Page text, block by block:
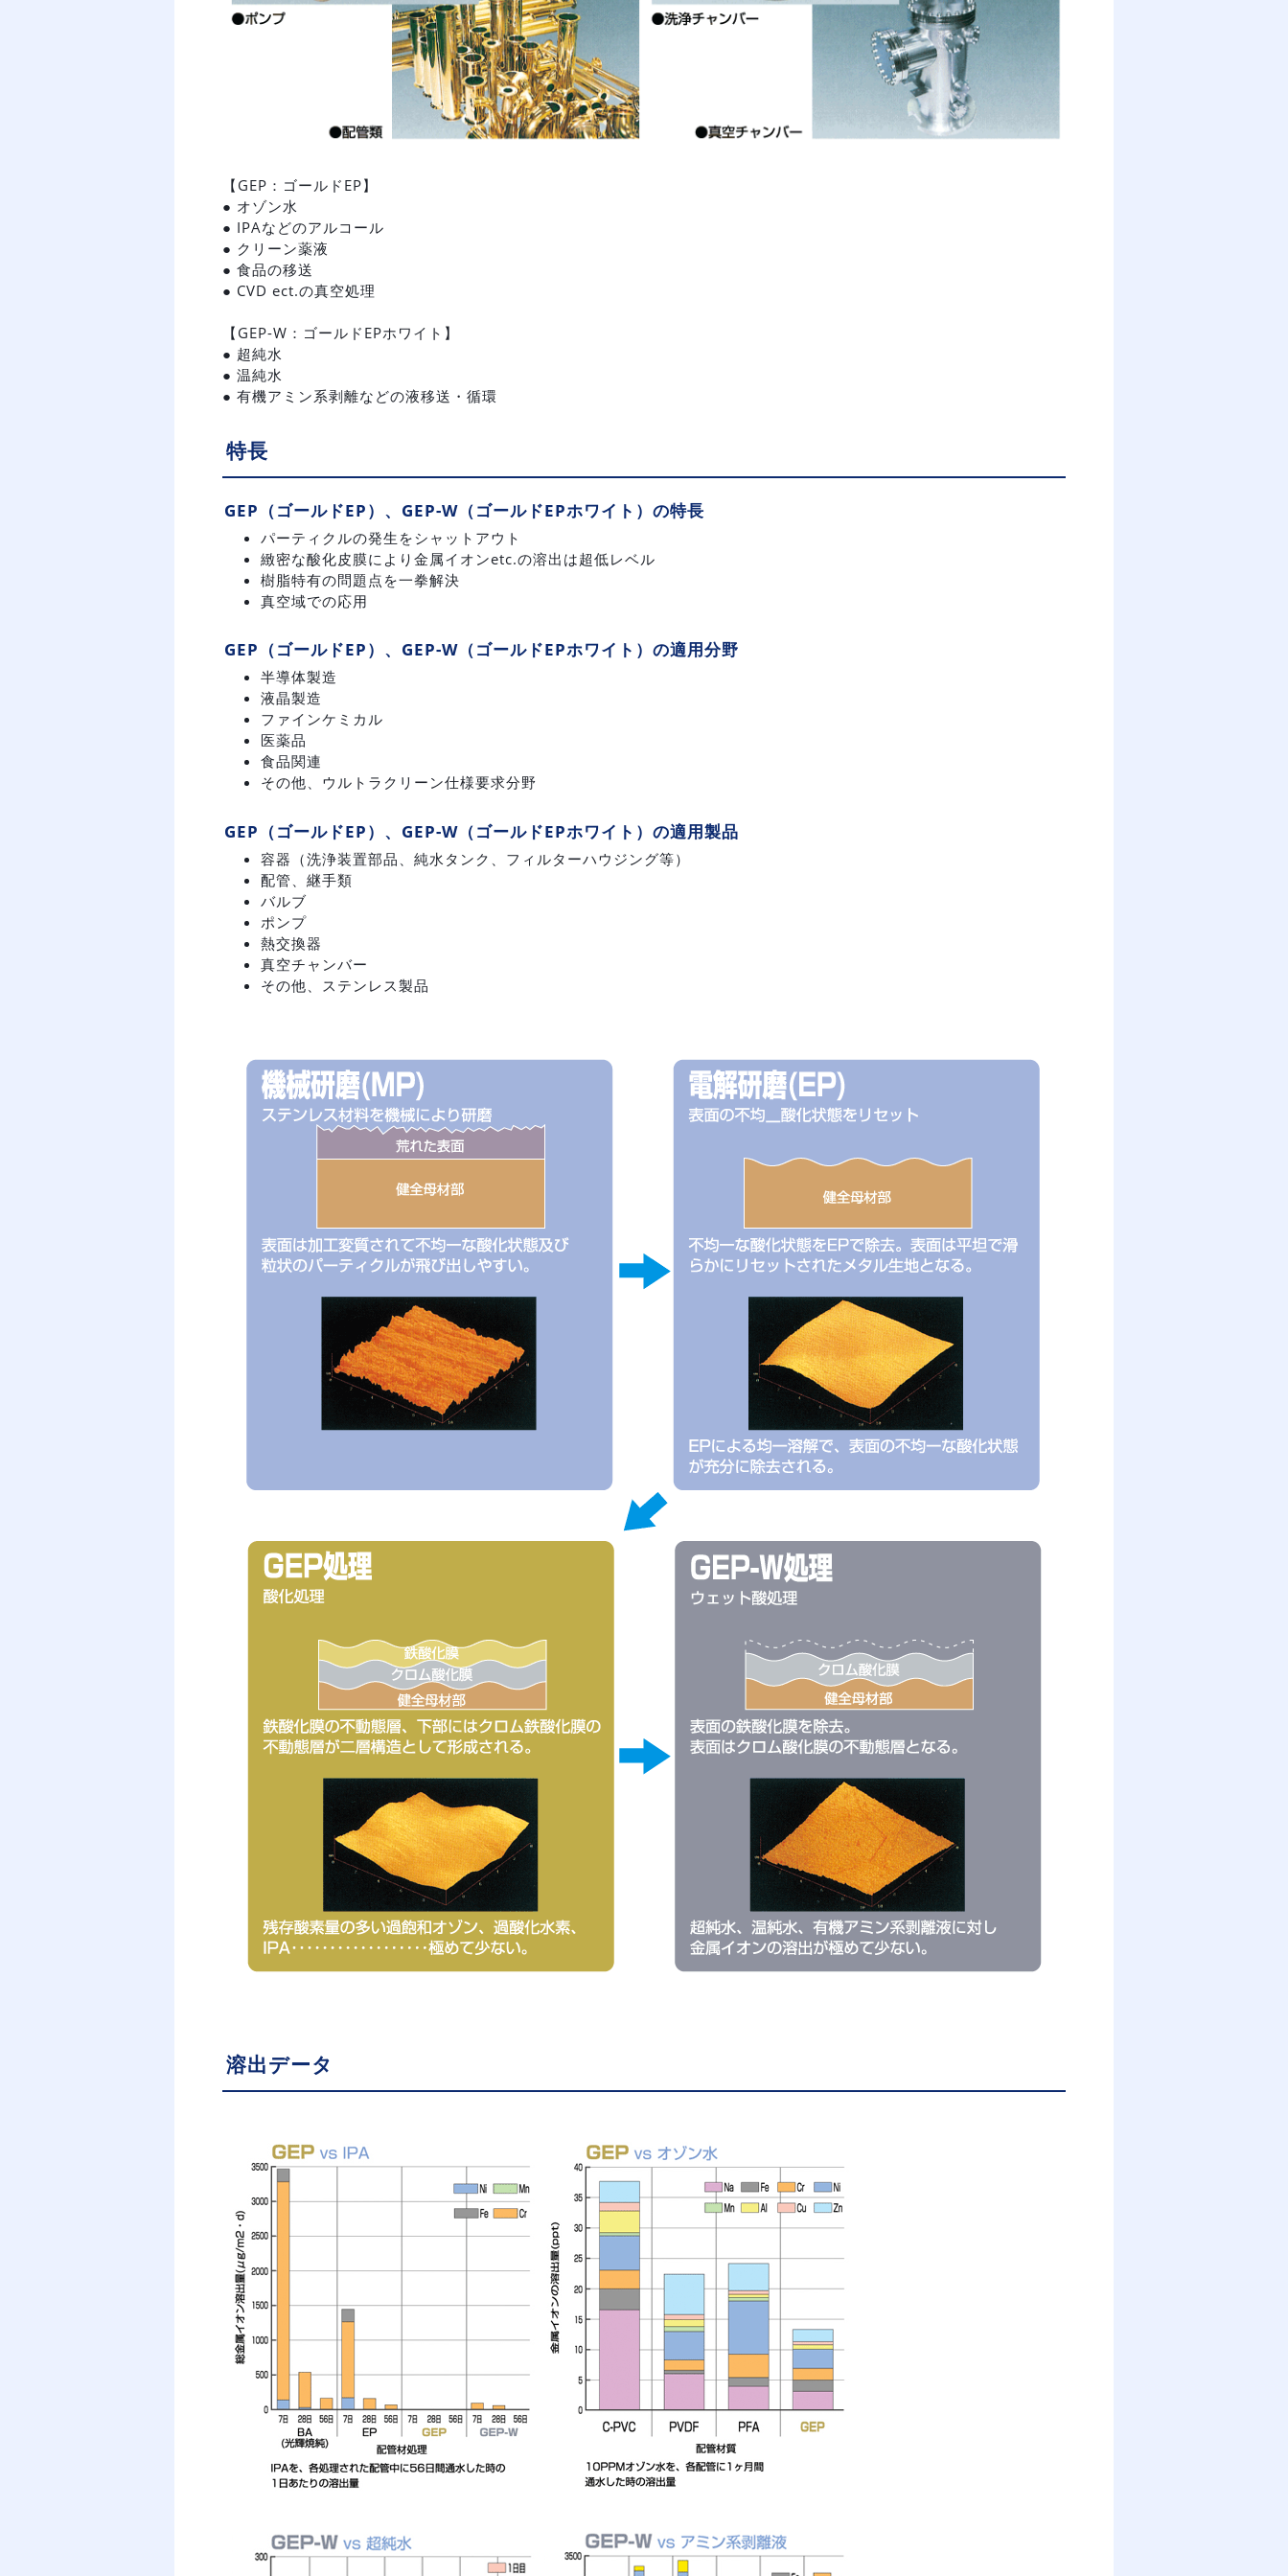
【GEP：ゴールドEP】
● オゾン水
● IPAなどのアルコール
● クリーン薬液
● 食品の移送
● CVD ect.の真空処理
【GEP-W：ゴールドEPホワイト】
● 超純水
● 温純水
● 有機アミン系剥離などの液移送・循環
特長
GEP（ゴールドEP）、GEP-W（ゴールドEPホワイト）の特長
パーティクルの発生をシャットアウト
緻密な酸化皮膜により金属イオンetc.の溶出は超低レベル
樹脂特有の問題点を一拳解決
真空域での応用
GEP（ゴールドEP）、GEP-W（ゴールドEPホワイト）の適用分野
半導体製造
液晶製造
ファインケミカル
医薬品
食品関連
その他、ウルトラクリーン仕様要求分野
GEP（ゴールドEP）、GEP-W（ゴールドEPホワイト）の適用製品
容器（洗浄装置部品、純水タンク、フィルターハウジング等）
配管、継手類
バルブ
ポンプ
熱交換器
真空チャンバー
その他、ステンレス製品
溶出データ